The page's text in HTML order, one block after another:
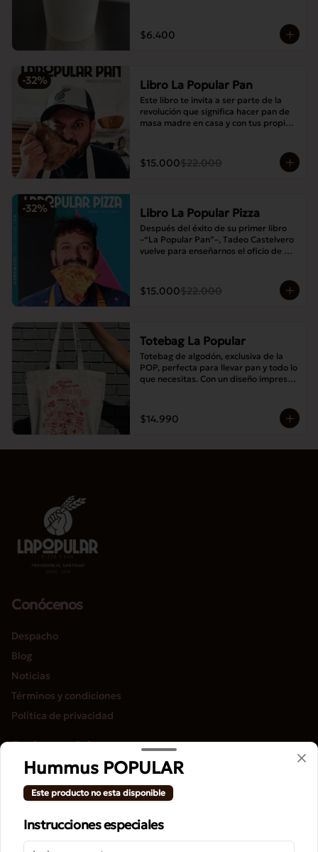
$6.400
-32% Libro La Popular Pan
Este libro te invita a ser parte de la
revolución que significa hacer pan de
masa madre en casa y con tus propias
$15.000$22.000
-32% Libro La Popular Pizza
Después del éxito de su primer libro
–“La Popular Pan”–, Tadeo Castelvero
vuelve para enseñarnos el oficio de
familia.
$15.000$22.000
Totebag La Popular
Totebag de algodón, exclusiva de la
POP, perfecta para llevar pan y todo lo
que necesitas. Con un diseño impreso
$14.990
Conócenos
Despacho
Blog
Noticias
Términos y condiciones
Política de privacidad
Redes sociales
Instagram
Facebook
Mi cuenta
Hummus POPULAR
Este producto no esta disponible
Instrucciones especiales